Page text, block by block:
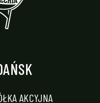
AKCYJNA